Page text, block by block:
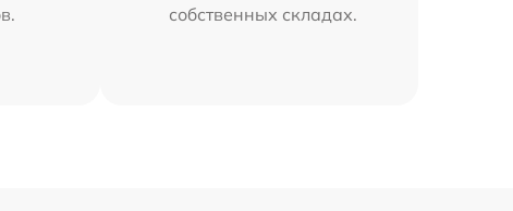
собственных складах.